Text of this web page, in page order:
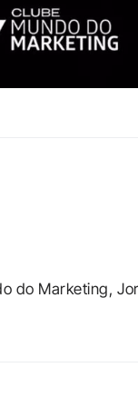
do Marketing,